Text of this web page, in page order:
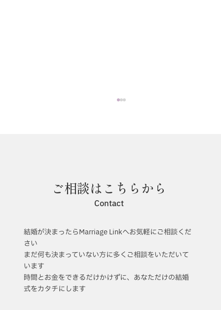
「結婚式のススメ」私たちの理念
ご相談はこちらから
Contact
結婚が決まったらMarriage Linkへお気軽にご相談くだ
さい
まだ何も決まっていない方に多くご相談をいただいて
います
時間とお金をできるだけかけずに、あなただけの結婚
式をカタチにします